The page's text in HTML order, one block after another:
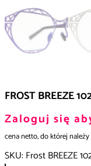
FROST BREEZE
Zaloguj się
cena netto, do której
SKU: Frost BREEZE